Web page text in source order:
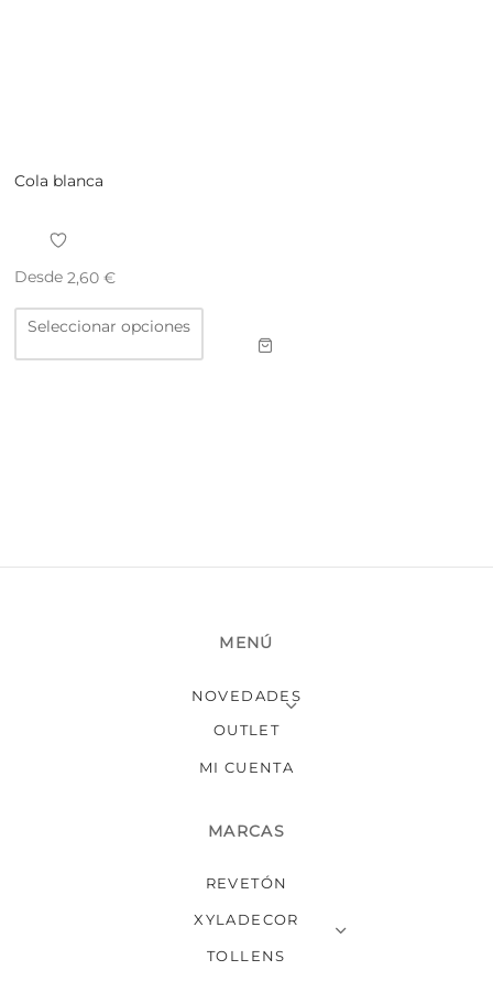
Cola blanca
Desde 2,60 €
Seleccionar opciones
Este
múltiples
MENÚ
NOVEDADES
OUTLET
MI CUENTA
MARCAS
REVETÓN
XYLADECOR
TOLLENS